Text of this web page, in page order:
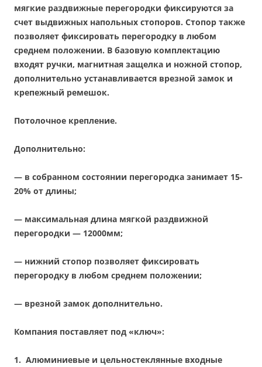
мягкие раздвижные перегородки фиксируются за
счет выдвижных напольных стопоров. Стопор также
позволяет фиксировать перегородку в любом
среднем положении. В базовую комплектацию
входят ручки, магнитная защелка и ножной стопор,
дополнительно устанавливается врезной замок и
крепежный ремешок.
Потолочное крепление.
Дополнительно:
— в собранном состоянии перегородка занимает 15-
20% от длины;
— максимальная длина мягкой раздвижной
перегородки — 12000мм;
— нижний стопор позволяет фиксировать
перегородку в любом среднем положении;
— врезной замок дополнительно.
Компания поставляет под «ключ»:
1. Алюминиевые и цельностеклянные входные